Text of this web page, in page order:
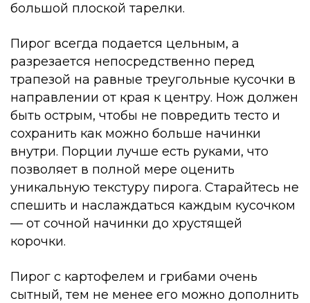
большой плоской тарелки.
Пирог всегда подается цельным, а
разрезается непосредственно перед
трапезой на равные треугольные кусочки в
направлении от края к центру. Нож должен
быть острым, чтобы не повредить тесто и
сохранить как можно больше начинки
внутри. Порции лучше есть руками, что
позволяет в полной мере оценить
уникальную текстуру пирога. Старайтесь не
спешить и наслаждаться каждым кусочком
— от сочной начинки до хрустящей
корочки.
Пирог с картофелем и грибами очень
сытный, тем не менее его можно дополнить